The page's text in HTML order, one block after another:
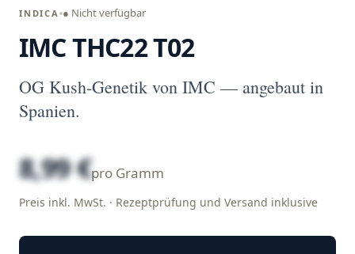
INDICA ● Nicht verfügbar
IMC THC22 T02
OG Kush-Genetik von IMC — angebaut in
Spanien.
8,99 €pro Gramm
Preis inkl. MwSt. · Rezeptprüfung und Versand inklusive